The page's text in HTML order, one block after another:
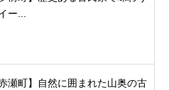
ー...
瀬町】自然に囲まれた山奥の古